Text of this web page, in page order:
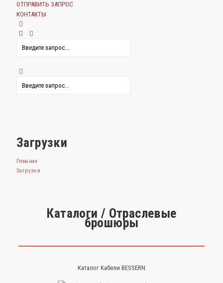
ОТПРАВИТЬ ЗАПРОС
КОНТАКТЫ
Загрузки
Главная
Загрузки
Каталоги / Отраслевые
брошюры
Каталог Кабели BESSERN